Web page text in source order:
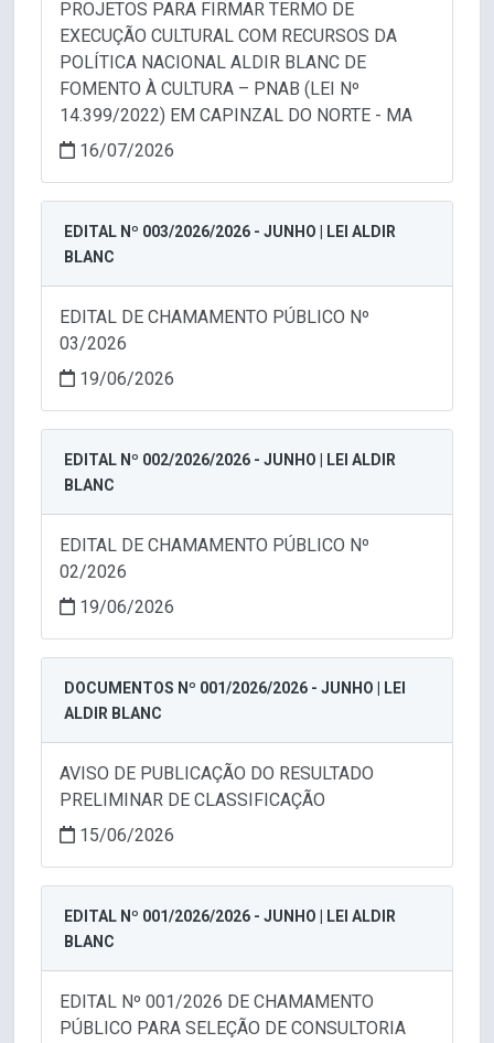
PROJETOS PARA FIRMAR TERMO DE
EXECUÇÃO CULTURAL COM RECURSOS DA
POLÍTICA NACIONAL ALDIR BLANC DE
FOMENTO À CULTURA – PNAB (LEI Nº
14.399/2022) EM CAPINZAL DO NORTE - MA
16/07/2026
EDITAL Nº 003/2026/2026 - JUNHO | LEI ALDIR
BLANC
EDITAL DE CHAMAMENTO PÚBLICO Nº
03/2026
19/06/2026
EDITAL Nº 002/2026/2026 - JUNHO | LEI ALDIR
BLANC
EDITAL DE CHAMAMENTO PÚBLICO Nº
02/2026
19/06/2026
DOCUMENTOS Nº 001/2026/2026 - JUNHO | LEI
ALDIR BLANC
AVISO DE PUBLICAÇÃO DO RESULTADO
PRELIMINAR DE CLASSIFICAÇÃO
15/06/2026
EDITAL Nº 001/2026/2026 - JUNHO | LEI ALDIR
BLANC
EDITAL Nº 001/2026 DE CHAMAMENTO
PÚBLICO PARA SELEÇÃO DE CONSULTORIA